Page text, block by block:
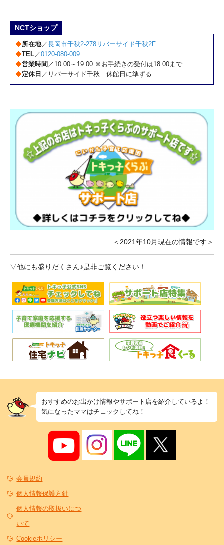
NCTショップ
◆所在地／長岡市千秋2-278リバーサイド千秋2F
◆TEL／0120-080-009
◆営業時間 ／10:00～19:00 ※お手続きの受付は18:00まで
◆定休日 ／リバーサイド千秋 休館日に準ずる
＜2021年10月現在の情報です＞
▽他にも盛りだくさん♪是非ご覧ください！
おすすめのお出かけ情報やサポート店を紹介しているよ！
気になったママはチェックしてね！
会員規約
個人情報保護方針
個人情報の取扱いにつ
いて
Cookieポリシー